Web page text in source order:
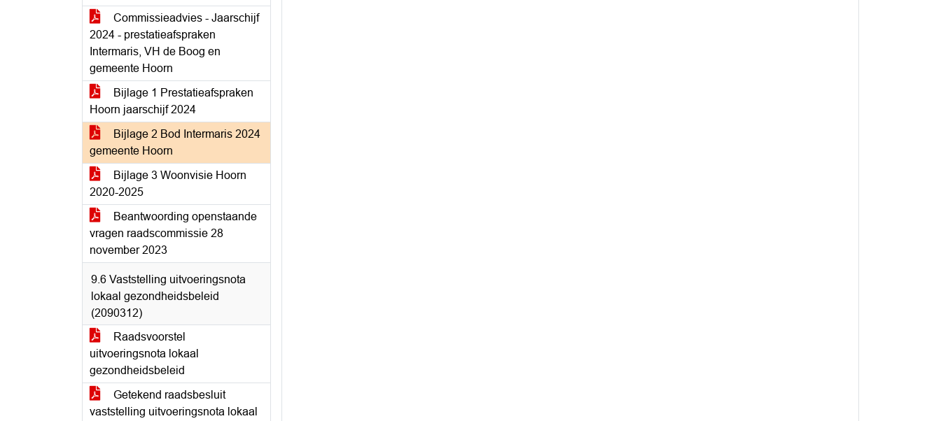
Commissieadvies - Jaarschijf
2024 - prestatieafspraken
Intermaris, VH de Boog en
gemeente Hoorn
Bijlage 1 Prestatieafspraken
Hoorn jaarschijf 2024
Bijlage 2 Bod Intermaris 2024
gemeente Hoorn
Bijlage 3 Woonvisie Hoorn
2020-2025
Beantwoording openstaande
vragen raadscommissie 28
november 2023
9.6 Vaststelling uitvoeringsnota
lokaal gezondheidsbeleid
(2090312)
Raadsvoorstel
uitvoeringsnota lokaal
gezondheidsbeleid
Getekend raadsbesluit
vaststelling uitvoeringsnota lokaal